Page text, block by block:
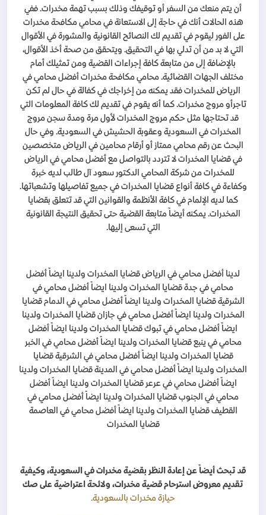
أن يتم منعك من السفر أو توقيفك وذلك بسبب تهمة مخدرات. ففي
هذه الحالات أنك في حاجة إلى الاستعانة في محامي مكافحة مخدرات
على الفور ليقوم في تقديم لك النصائح القانونية والمشورة في الأقوال
التي لا بد من أن تدلي بها في التحقيق. ويتحقق من صحة أخذ الأقوال،
بالإضافة إلى من متابعة كافة إجراءات القضية ومن تمثيلك أمام
مختلف الجهات القضائية. محامي مكافحة مخدرات أفضل محامي في
الرياض للمخدرات فقد يمكنه من إخراجك في كفالة في حال لم تكن
تاجرأو مروج مخدرات. كما أنه يقوم في تقديم لك كافة المعلومات التي
قد تحتاجها مثل حكم مروج المخدرات لأول مرة ومدة سجن مروج
المخدرات في السعودية وعقوبة الحشيش في السعودية. وفي حال
البحث عن رقم محامي ممتاز أو أرقام محامين في الرياض متخصصين
في قضايا المخدرات لا تتردد بالتواصل مع أفضل محامي في الرياض
للمخدرات من شركة المحامي الدكتور سعود آل طالب لديه خبرة
وكفاءة في كافة أنواع قضايا المخدرات في جميع تفاصيلها وتشعباتها.
كما لديه الإلمام في كافة الأنظمة والقوانين التي قد تتعلق بقضايا
المخدرات. يمكنه أيضاً متابعة القضية حتى تحقيق النتيجة القانونية
التي تسعى إليها.
لدينا أفضل محامي في الرياض قضايا المخدرات ولدينا ايضاً أفضل
محامي في جدة قضايا المخدرات ولدينا ايضاً أفضل محامي في
الشرقية قضايا المخدرات ولدينا ايضاً أفضل محامي في الدمام قضايا
المخدرات ولدينا ايضاً أفضل محامي في جازان قضايا المخدرات ولدينا
ايضاً أفضل محامي في تبوك قضايا المخدرات ولدينا ايضاً أفضل
محامي في ينبع قضايا المخدرات ولدينا ايضاً أفضل محامي في الخبر
قضايا المخدرات ولدينا ايضاً أفضل محامي في الشرقية قضايا
المخدرات ولدينا ايضاً أفضل محامي في المدينة قضايا المخدرات ولدينا
ايضاً أفضل محامي في عرعر قضايا المخدرات ولدينا ايضاً أفضل
محامي في الجنوب قضايا المخدرات ولدينا ايضاً أفضل محامي في
القطيف قضايا المخدرات ولدينا ايضاً أفضل محامي في العاصمة
قضايا المخدرات
قد تبحث أيضاً عن إعادة النظر بقضية مخدرات في السعودية، وكيفية
تقديم معروض استرحام قضية مخدرات، ولائحة اعتراضية على صك
حيازة مخدرات بالسعودية.